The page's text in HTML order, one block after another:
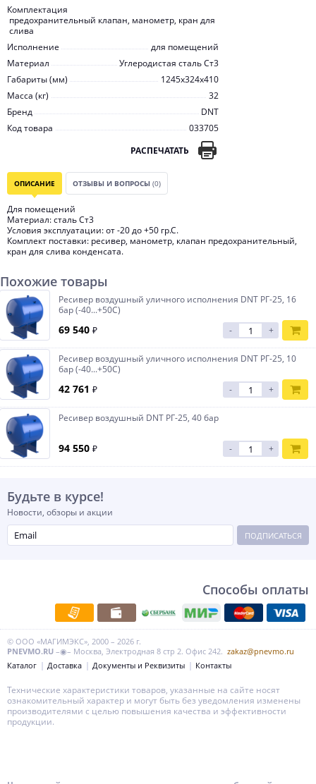
Комплектация
предохранительный клапан, манометр, кран для
слива
Исполнение
для помещений
Материал
Углеродистая сталь Ст3
Габариты (мм)
1245х324х410
Масса (кг)
32
Бренд
DNT
Код товара
033705
РАСПЕЧАТАТЬ
ОПИСАНИЕ ОТЗЫВЫ И ВОПРОСЫ (0)
Для помещений
Материал: сталь Ст3
Условия эксплуатации: от -20 до +50 гр.С.
Комплект поставки: ресивер, манометр, клапан предохранительный,
кран для слива конденсата.
Похожие товары
Ресивер воздушный уличного исполнения DNT РГ-25, 16
бар (-40...+50С)
69 540 ₽ - +
Ресивер воздушный уличного исполнения DNT РГ-25, 10
бар (-40...+50С)
42 761 ₽ - +
Ресивер воздушный DNT РГ-25, 40 бар
94 550 ₽ - +
Будьте в курсе!
Новости, обзоры и акции
ПОДПИСАТЬСЯ
Способы оплаты
© ООО «МАГИМЭКС», 2000 – 2026 г.
PNEVMO.RU –◉– Москва, Электродная 8 стр 2. Офис 242. zakaz@pnevmo.ru
Каталог
Доставка Документы и Реквизиты Контакты
Технические характеристики товаров, указанные на сайте носят
ознакомительный характер и могут быть без уведомления изменены
производителями с целью повышения качества и эффективности
продукции.